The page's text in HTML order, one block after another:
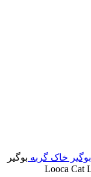
بوگیر خاک گربه بوگیر